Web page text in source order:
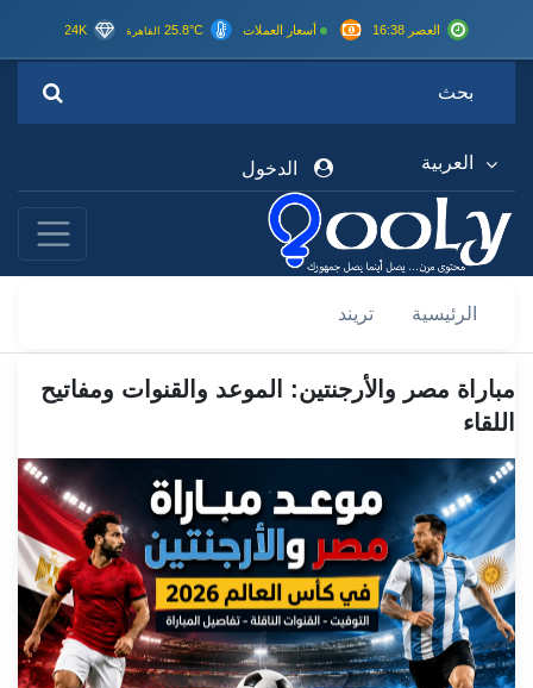
العصر 16:38 أسعار العملات 25.8°C القاهرة 24K
العربية الدخول
الرئيسية تريند
مباراة مصر والأرجنتين: الموعد والقنوات ومفاتيح
اللقاء